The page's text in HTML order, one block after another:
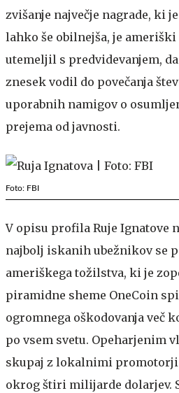
zvišanje največje nagrade, ki
lahko še obilnejša, je
utemeljil s predvidevanjem,
znesek vodil do povečanja
uporabnih namigov o
prejema od javnosti.
Foto: FBI
V opisu profila Ruje Ignatove
najbolj iskanih ubežnikov se
ameriškega tožilstva, ki je
piramidne sheme OneCoin
ogromnega oškodovanja več
po vsem svetu. Opeharjenim
skupaj z lokalnimi promotorji
okrog štiri milijarde dolarjev.